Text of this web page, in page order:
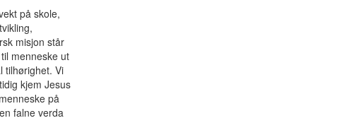
på skole,
misjon står
menneske ut
tilhørighet. Vi
kjem Jesus
på
falne verda